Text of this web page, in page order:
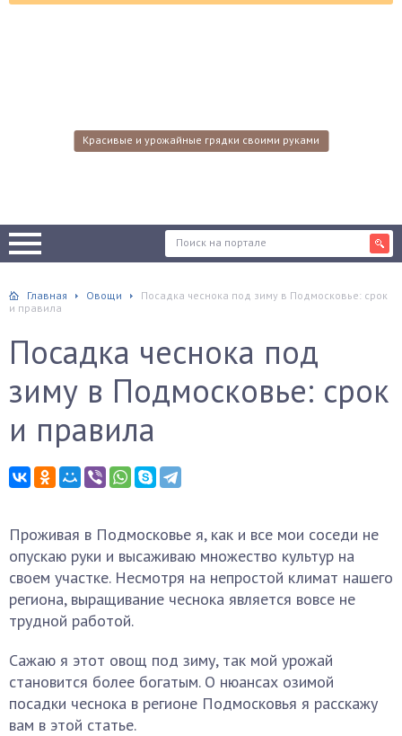
Красивые и урожайные грядки своими руками
Главная Овощи
Посадка чеснока под зиму в Подмосковье: срок
и правила
Посадка чеснока под
зиму в Подмосковье: срок
и правила
Проживая в Подмосковье я, как и все мои соседи не
опускаю руки и высаживаю множество культур на
своем участке. Несмотря на непростой климат нашего
региона, выращивание чеснока является вовсе не
трудной работой.
Сажаю я этот овощ под зиму, так мой урожай
становится более богатым. О нюансах озимой
посадки чеснока в регионе Подмосковья я расскажу
вам в этой статье.